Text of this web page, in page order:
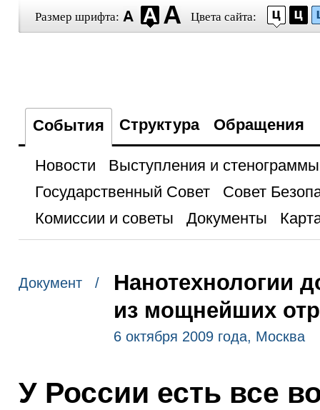
Размер шрифта: Цвета сайта:
События Структура Обращения
Новости
Выступления и стенограммы
Государственный Совет
Совет
Комиссии и советы
Документы
Документ /
Нанотехнологии
из мощнейших
6 октября 2009 года, Москва
У России есть все